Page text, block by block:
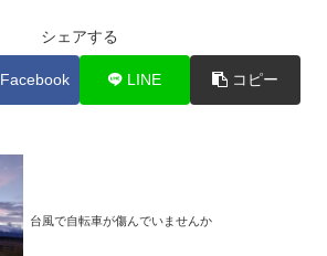
シェアする
Facebook LINE コピー
台風で自転車が傷んでいませんか